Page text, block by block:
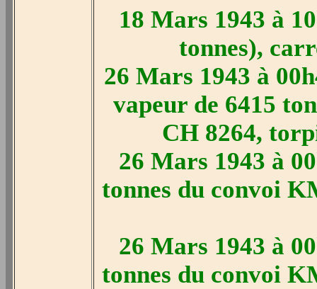
18 Mars 1943 à
tonnes),
26 Mars 1943 à
vapeur de 6415
CH 8264,
26 Mars 1943 à
tonnes du convoi
26 Mars 1943 à
tonnes du convoi